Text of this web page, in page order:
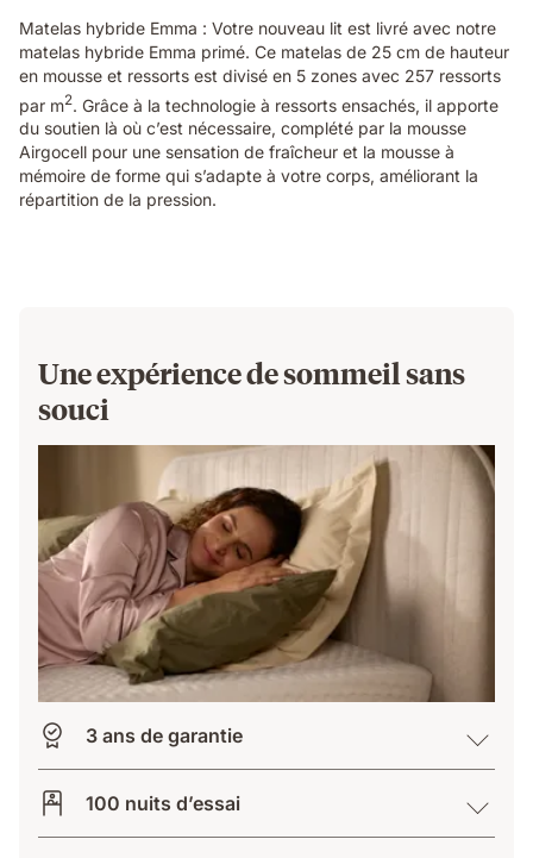
Matelas hybride Emma : Votre nouveau lit est livré avec notre
matelas hybride Emma primé. Ce matelas de 25 cm de hauteur
en mousse et ressorts est divisé en 5 zones avec 257 ressorts
par m2
. Grâce à la technologie à ressorts ensachés, il apporte
du soutien là où c’est nécessaire, complété par la mousse
Airgocell pour une sensation de fraîcheur et la mousse à
mémoire de forme qui s’adapte à votre corps, améliorant la
répartition de la pression.
Une expérience de sommeil sans
souci
3 ans de garantie
100 nuits d’essai